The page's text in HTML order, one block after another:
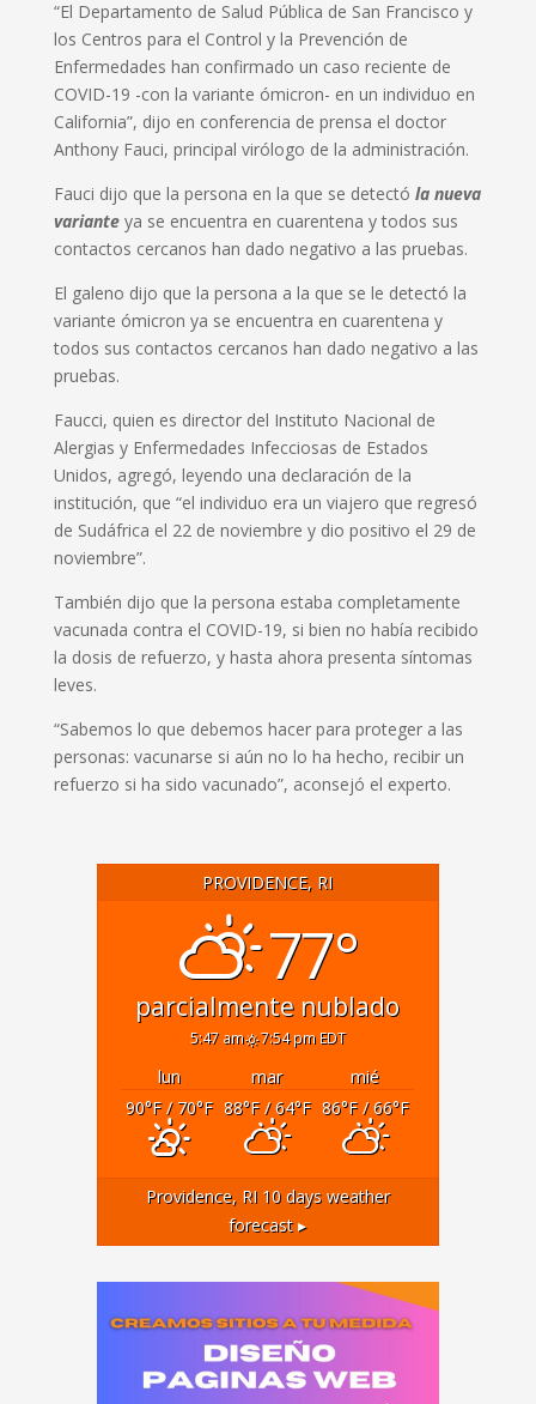
“El Departamento de Salud Pública de San Francisco y
los Centros para el Control y la Prevención de
Enfermedades han confirmado un caso reciente de
COVID-19 -con la variante ómicron- en un individuo en
California”, dijo en conferencia de prensa el doctor
Anthony Fauci, principal virólogo de la administración.
Fauci dijo que la persona en la que se detectó la nueva
varianteya se encuentra en cuarentena y todos sus
contactos cercanos han dado negativo a las pruebas.
El galeno dijo que la persona a la que se le detectó la
variante ómicron ya se encuentra en cuarentena y
todos sus contactos cercanos han dado negativo a las
pruebas.
Faucci, quien es director del Instituto Nacional de
Alergias y Enfermedades Infecciosas de Estados
Unidos, agregó, leyendo una declaración de la
institución, que “el individuo era un viajero que regresó
de Sudáfrica el 22 de noviembre y dio positivo el 29 de
noviembre”.
También dijo que la persona estaba completamente
vacunada contra el COVID-19, si bien no había recibido
la dosis de refuerzo, y hasta ahora presenta síntomas
leves.
“Sabemos lo que debemos hacer para proteger a las
personas: vacunarse si aún no lo ha hecho, recibir un
refuerzo si ha sido vacunado”, aconsejó el experto.
PROVIDENCE, RI
77°
parcialmente nublado
5:47 am 7:54 pm EDT
lun mar
mié
90°F/ 70°F 88°F/ 64°F 86°F/ 66°F
Providence, RI10 days weather
forecast ▸